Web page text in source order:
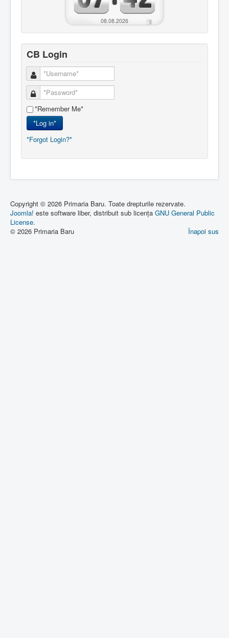
08.08.2026
CB Login
*Remember Me*
*Log in*
*Forgot Login?*
Copyright © 2026 Primaria Baru. Toate drepturile rezervate.
Joomla! este software liber, distribuit sub licența GNU General Public
License.
Înapoi sus
© 2026 Primaria Baru